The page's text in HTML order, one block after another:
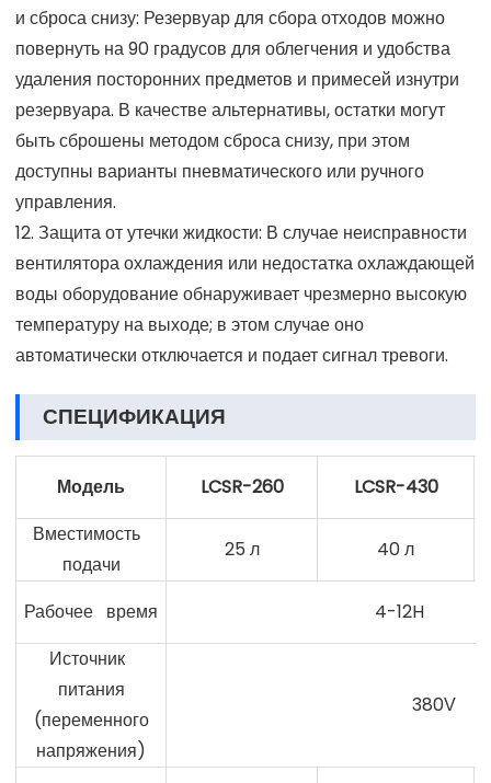
и сброса снизу: Резервуар для сбора отходов можно
повернуть на 90 градусов для облегчения и удобства
удаления посторонних предметов и примесей изнутри
резервуара. В качестве альтернативы, остатки могут
быть сброшены методом сброса снизу, при этом
доступны варианты пневматического или ручного
управления.
12. Защита от утечки жидкости: В случае неисправности
вентилятора охлаждения или недостатка охлаждающей
воды оборудование обнаруживает чрезмерно высокую
температуру на выходе; в этом случае оно
автоматически отключается и подает сигнал тревоги.
СПЕЦИФИКАЦИЯ
Модель LCSR-260
LCSR-430
Вместимость
подачи
25 л 40 л
Рабочее время
4-12H
Источник
питания
(переменного
напряжения)
380V